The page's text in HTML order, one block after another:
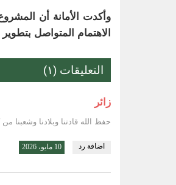
وأكدت الأمانة أن
الاهتمام المتواصل
التعليقات (١)
زائر
حفظ الله قادتنا وبلادنا وشعبنا
اضافة رد 10 مايو، 2026